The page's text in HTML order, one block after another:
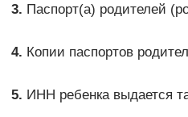
3. Паспорт(а) родителей
4. Копии паспортов
5. ИНН ребенка выдается